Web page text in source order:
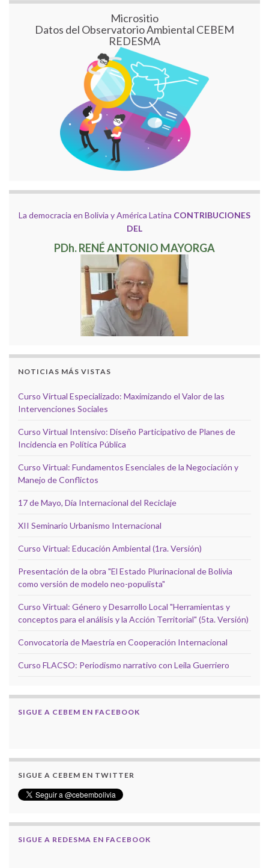
Micrositio
Datos del Observatorio Ambiental CEBEM
REDESMA
La democracia en Bolivia y América Latina CONTRIBUCIONES
DEL
PDh. RENÉ ANTONIO MAYORGA
NOTICIAS MÁS VISTAS
Curso Virtual Especializado: Maximizando el Valor de las
Intervenciones Sociales
Curso Virtual Intensivo: Diseño Participativo de Planes de
Incidencia en Política Pública
Curso Virtual: Fundamentos Esenciales de la Negociación y
Manejo de Conflictos
17 de Mayo, Día Internacional del Reciclaje
XII Seminario Urbanismo Internacional
Curso Virtual: Educación Ambiental (1ra. Versión)
Presentación de la obra "El Estado Plurinacional de Bolivia
como versión de modelo neo-populista"
Curso Virtual: Género y Desarrollo Local "Herramientas y
conceptos para el análisis y la Acción Territorial" (5ta. Versión)
Convocatoria de Maestría en Cooperación Internacional
Curso FLACSO: Periodismo narrativo con Leila Guerriero
SIGUE A CEBEM EN FACEBOOK
SIGUE A CEBEM EN TWITTER
SIGUE A REDESMA EN FACEBOOK